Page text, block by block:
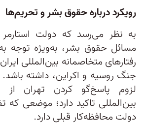
رویکرد درباره حقوق بشر و تحریم‌ها
به نظر می‌رسد که دولت
مسائل حقوق بشر، به‌ویژه توجه
رفتارهای متخاصمانه بین‌المللی
جنگ روسیه و اکراین، داشته
لزوم پاسخ‌گو کردن تهران از
بین‌المللی تاکید دارد؛ موضعی
دولت محافظه‌کار قبلی دارد.